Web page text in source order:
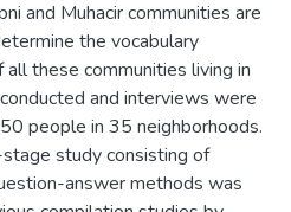
and Muhacir communities are
the vocabulary
these communities living in
conducted and interviews were
people in 35 neighborhoods.
study consisting of
answer methods was